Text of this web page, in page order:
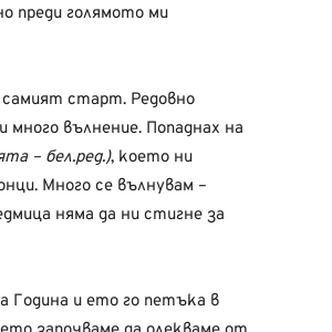
преди голямото ми
старт. Редовно
вълнение. Попаднах на
– бел.ред.), което ни
Много се вълнувам –
няма да ни стигне за
Година и ето го петъка в